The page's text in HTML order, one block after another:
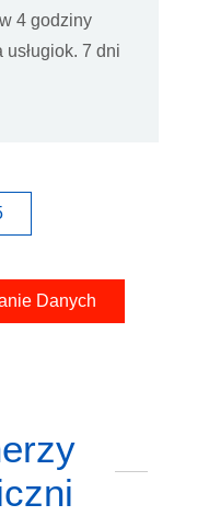
4 godziny
7 dni
Danych